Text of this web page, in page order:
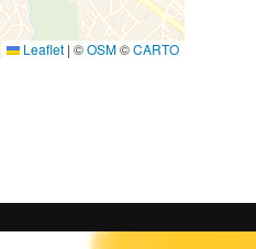
Leaflet | ©OSM©CARTO